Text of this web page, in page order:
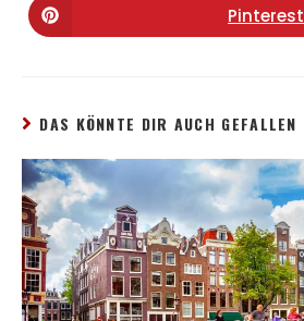
Pinterest
DAS KÖNNTE DIR AUCH GEFALLEN